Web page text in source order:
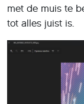
met de muis te
tot alles juist is.